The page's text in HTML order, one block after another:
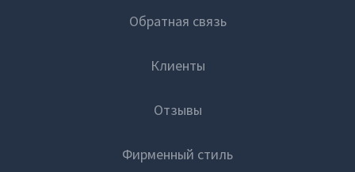
Обратная связь
Клиенты
Отзывы
Фирменный стиль